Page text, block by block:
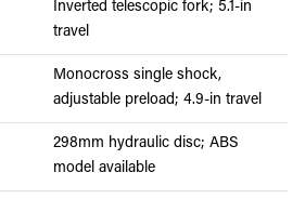
Inverted telescopic fork; 5.1-in
travel
Monocross single shock,
adjustable preload; 4.9-in travel
298mm hydraulic disc; ABS
model available